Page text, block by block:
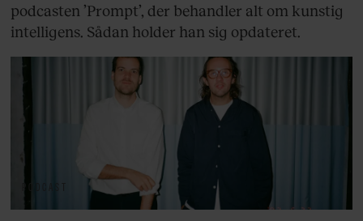
podcasten ’Prompt’, der behandler alt om kunstig
intelligens. Sådan holder han sig opdateret.